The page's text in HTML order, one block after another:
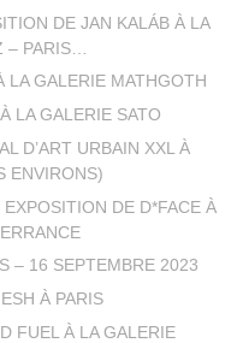
DE JAN KALÁB À LA
– PARIS…
LA GALERIE MATHGOTH
LA GALERIE SATO
D’ART URBAIN XXL À
ENVIRONS)
DE D*FACE À
– 16 SEPTEMBRE 2023
À PARIS
FUEL À LA GALERIE